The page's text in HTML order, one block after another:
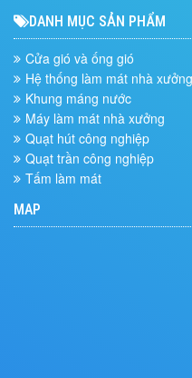
DANH MỤC SẢN PHẨM
Cửa gió và ống gió
Hệ thống làm mát nhà xưởng
Khung máng nước
Máy làm mát nhà xưởng
Quạt hút công nghiệp
Quạt trần công nghiệp
Tấm làm mát
MAP